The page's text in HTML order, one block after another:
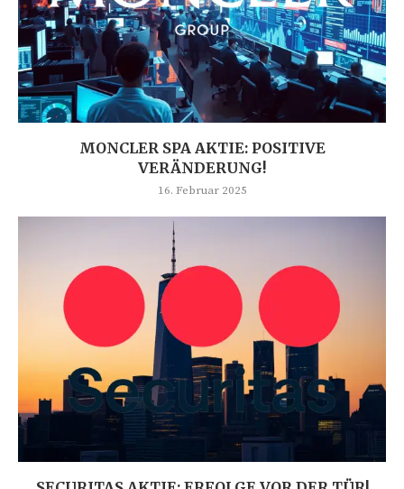
MONCLER SPA AKTIE: POSITIVE
VERÄNDERUNG!
16. Februar 2025